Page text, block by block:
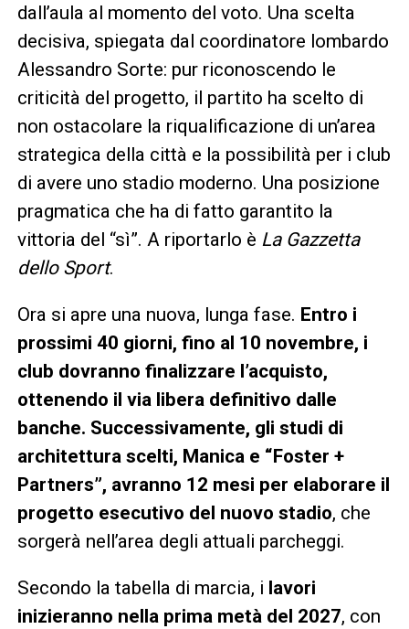
dall’aula al momento del voto. Una scelta
decisiva, spiegata dal coordinatore lombardo
Alessandro Sorte: pur riconoscendo le
criticità del progetto, il partito ha scelto di
non ostacolare la riqualificazione di un’area
strategica della città e la possibilità per i club
di avere uno stadio moderno. Una posizione
pragmatica che ha di fatto garantito la
vittoria del “sì”. A riportarlo è La Gazzetta
dello Sport.
Ora si apre una nuova, lunga fase. Entro i
prossimi 40 giorni, fino al 10 novembre, i
club dovranno finalizzare l’acquisto,
ottenendo il via libera definitivo dalle
banche. Successivamente, gli studi di
architettura scelti, Manica e “Foster +
Partners”, avranno 12 mesi per elaborare il
progetto esecutivo del nuovo stadio, che
sorgerà nell’area degli attuali parcheggi.
Secondo la tabella di marcia, i lavori
inizieranno nella prima metà del 2027, con